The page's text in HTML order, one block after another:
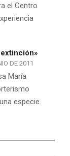
el Centro
DE 2011
María
especie